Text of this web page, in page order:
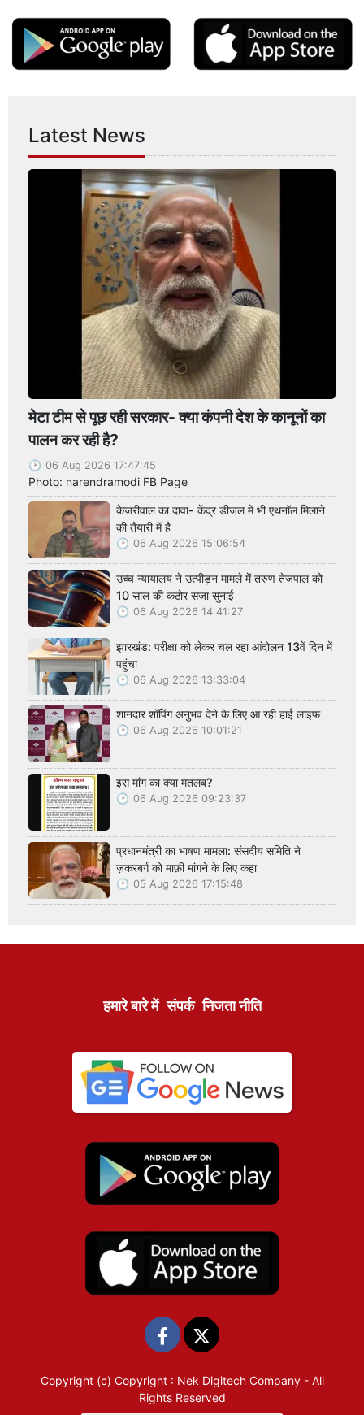
Latest News
मेटा टीम से पूछ रही सरकार- क्या कंपनी देश के कानूनों का
पालन कर रही है?
06 Aug 2026 17:47:45
Photo: narendramodi FB Page
केजरीवाल का दावा- केंद्र डीजल में भी एथनॉल मिलाने
की तैयारी में है
06 Aug 2026 15:06:54
उच्च न्यायालय ने उत्पीड़न मामले में तरुण तेजपाल को
10 साल की कठोर सजा सुनाई
06 Aug 2026 14:41:27
झारखंड: परीक्षा को लेकर चल रहा आंदोलन 13वें दिन में
पहुंचा
06 Aug 2026 13:33:04
शानदार शॉपिंग अनुभव देने के लिए आ रही हाई लाइफ
06 Aug 2026 10:01:21
इस मांग का क्या मतलब?
06 Aug 2026 09:23:37
प्रधानमंत्री का भाषण मामला: संसदीय समिति ने
ज़करबर्ग को माफ़ी मांगने के लिए कहा
05 Aug 2026 17:15:48
हमारे बारे में संपर्क निजता नीति
Copyright (c) Copyright : Nek Digitech Company- All
Rights Reserved